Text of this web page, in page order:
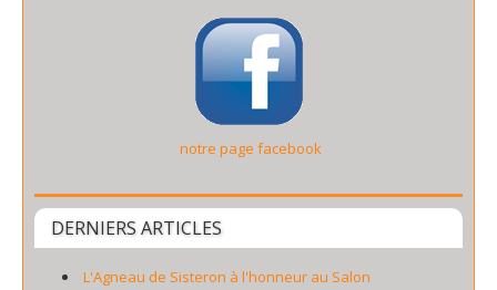
notre page facebook
DERNIERS ARTICLES
L'Agneau de Sisteron à l'honneur au Salon